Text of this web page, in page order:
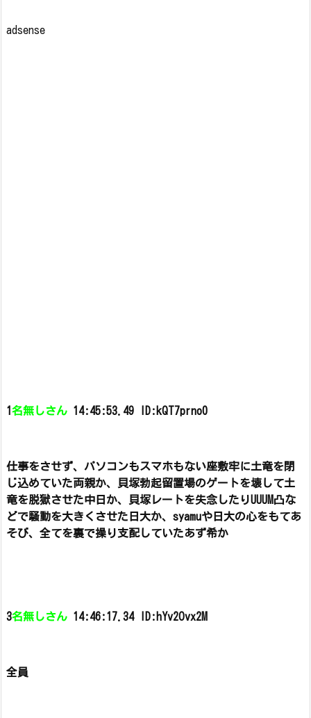
adsense
1 名無しさん 14:45:53.49 ID:kQT7prno0
仕事をさせず、パソコンもスマホもない座敷牢に土竜を閉
じ込めていた両親か、
貝塚勃起留置場のゲートを壊して土
竜を脱獄させた中日か、
貝塚レートを失念したりUUUM凸な
どで騒動を大きくさせた日大か、 syamuや日大の心をもてあ
そび、全てを裏で操り支配していたあず希か
3名無しさん 14:46:17.34 ID:hYv2Ovx2M
全員